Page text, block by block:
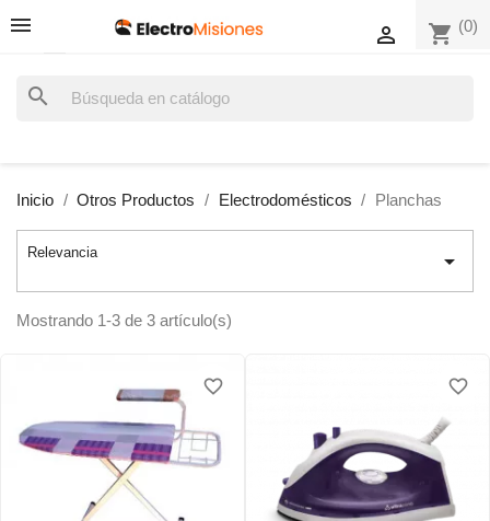
shopping_cart (0)

search
Inicio Otros Productos Electrodomésticos Planchas
Relevancia 
Mostrando 1-3 de 3 artículo(s)
favorite_border
favorite_border favorite_border
favorite_border